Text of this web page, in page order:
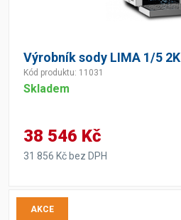
Výrobník sody LIMA 1/5 2K
Kód produktu: 11031
Skladem
38 546 Kč
31 856 Kč bez DPH
AKCE